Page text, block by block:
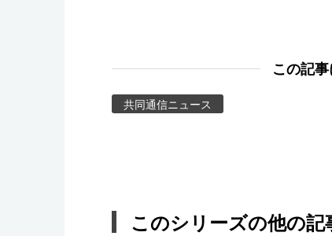
この記
共同通信ニュース
このシリーズの他の記